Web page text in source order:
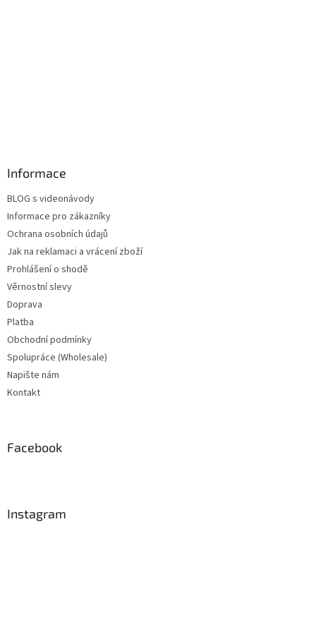
Informace
BLOG s videonávody
Informace pro zákazníky
Ochrana osobních údajů
Jak na reklamaci a vrácení zboží
Prohlášení o shodě
Věrnostní slevy
Doprava
Platba
Obchodní podmínky
Spolupráce (Wholesale)
Napište nám
Kontakt
Facebook
Instagram